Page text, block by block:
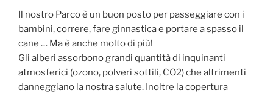
Il nostro Parco è un buon posto per passeggiare con i
bambini, correre, fare ginnastica e portare a spasso il
cane … Ma è anche molto di più!
Gli alberi assorbono grandi quantità di inquinanti
atmosferici (ozono, polveri sottili, CO2) che altrimenti
danneggiano la nostra salute. Inoltre la copertura